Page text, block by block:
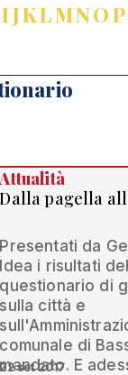
IJKLMNOP
Attualità
Dalla pagella
Presentati da
Idea i risultati del
questionario di
sulla città e
comunale di
mandato. E
22 set 2017